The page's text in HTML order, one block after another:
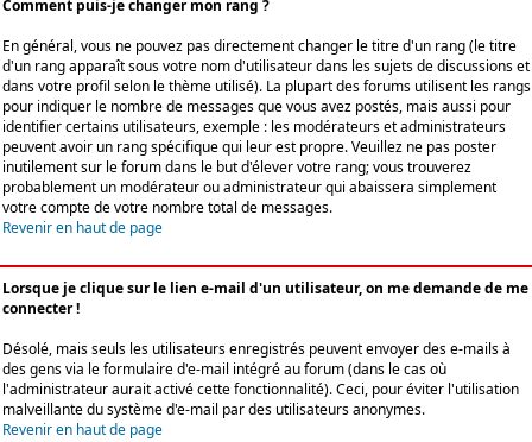
Comment puis-je changer mon rang ?
En général, vous ne pouvez pas directement changer le titre d'un rang (le titre
d'un rang apparaît sous votre nom d'utilisateur dans les sujets de discussions et
dans votre profil selon le thème utilisé). La plupart des forums utilisent les rangs
pour indiquer le nombre de messages que vous avez postés, mais aussi pour
identifier certains utilisateurs, exemple : les modérateurs et administrateurs
peuvent avoir un rang spécifique qui leur est propre. Veuillez ne pas poster
inutilement sur le forum dans le but d'élever votre rang; vous trouverez
probablement un modérateur ou administrateur qui abaissera simplement
votre compte de votre nombre total de messages.
Revenir en haut de page
Lorsque je clique sur le lien e-mail d'un utilisateur, on me demande de me
connecter !
Désolé, mais seuls les utilisateurs enregistrés peuvent envoyer des e-mails à
des gens via le formulaire d'e-mail intégré au forum (dans le cas où
l'administrateur aurait activé cette fonctionnalité). Ceci, pour éviter l'utilisation
malveillante du système d'e-mail par des utilisateurs anonymes.
Revenir en haut de page